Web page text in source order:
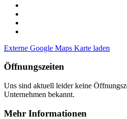
Externe Google Maps Karte laden
Öffnungszeiten
Uns sind aktuell leider keine
Unternehmen bekannt.
Mehr Informationen